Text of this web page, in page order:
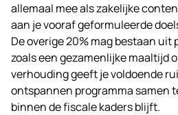
allemaal mee als zakelijke
aan je vooraf geformuleerde
De overige 20% mag bestaan
zoals een gezamenlijke maaltijd
verhouding geeft je voldoende
ontspannen programma samen
binnen de fiscale kaders blijft.